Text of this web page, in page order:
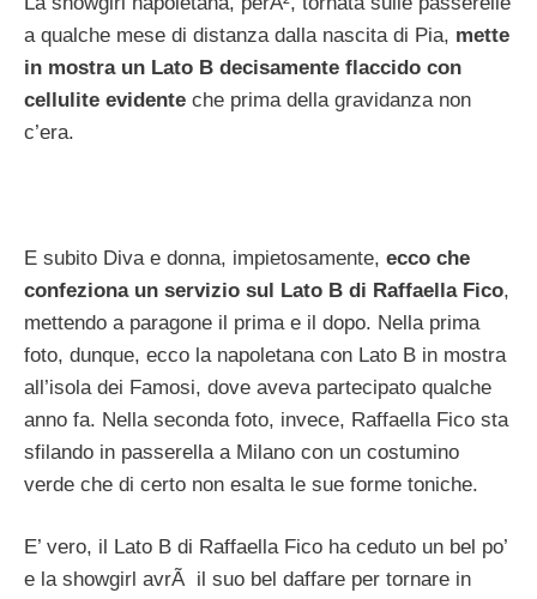
a qualche mese di distanza dalla nascita di Pia, mette
in mostra un Lato B decisamente flaccido con
cellulite evidente che prima della gravidanza non
c’era.
E subito Diva e donna, impietosamente, ecco che
confeziona un servizio sul Lato B di Raffaella Fico,
mettendo a paragone il prima e il dopo. Nella prima
foto, dunque, ecco la napoletana con Lato B in mostra
all’isola dei Famosi, dove aveva partecipato qualche
anno fa. Nella seconda foto, invece, Raffaella Fico sta
sfilando in passerella a Milano con un costumino
verde che di certo non esalta le sue forme toniche.
E’ vero, il Lato B di Raffaella Fico ha ceduto un bel po’
e la showgirl avrÃ il suo bel daffare per tornare in